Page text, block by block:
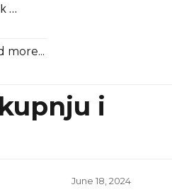
…
more...
i
Posted
June 18, 2024